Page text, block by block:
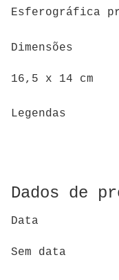
Esferográfica
Dimensões
16,5 x 14 cm
Legendas
Dados de
Data
Sem data